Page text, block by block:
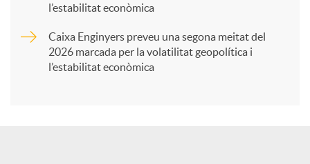
l’estabilitat econòmica
Caixa Enginyers preveu una segona meitat del
2026 marcada per la volatilitat geopolítica i
l’estabilitat econòmica